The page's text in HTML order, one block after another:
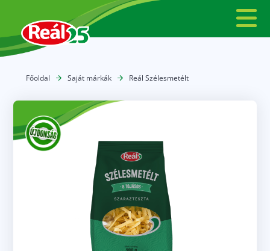
Főoldal Saját márkák Reál Szélesmetélt